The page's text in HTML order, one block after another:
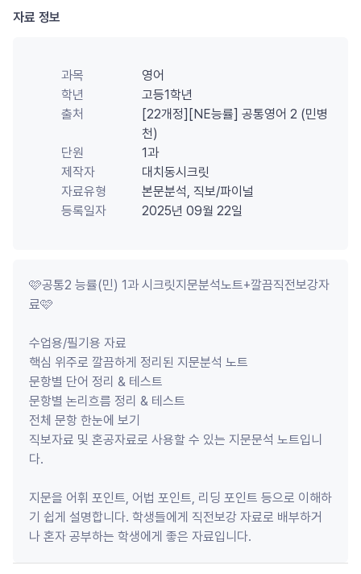
자료 정보
과목
영어
학년
고등1학년
출처
[22개정][NE능률] 공통영어 2 (민병
천)
단원
1과
제작자
대치동시크릿
자료유형
본문분석, 직보/파이널
등록일자
2025년 09월 22일
🩷공통2 능률(민) 1과 시크릿지문분석노트+깔끔직전보강자
료🩷
수업용/필기용 자료
핵심 위주로 깔끔하게 정리된 지문분석 노트
문항별 단어 정리 & 테스트
문항별 논리흐름 정리 & 테스트
전체 문항 한눈에 보기
직보자료 및 혼공자료로 사용할 수 있는 지문문석 노트입니
다.
지문을 어휘 포인트, 어법 포인트, 리딩 포인트 등으로 이해하
기 쉽게 설명합니다. 학생들에게 직전보강 자료로 배부하거
나 혼자 공부하는 학생에게 좋은 자료입니다.